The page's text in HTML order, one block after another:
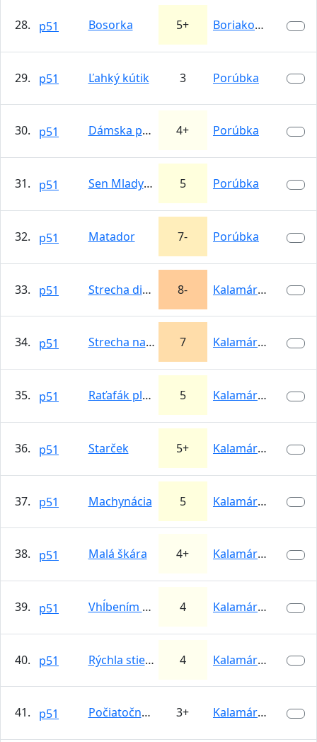
28. p51 Bosorka 5+ Boriakové skaly
29. p51 Ľahký kútik 3 Porúbka
30. p51 Dámska päťka 4+ Porúbka
31. p51 Sen Mladych Chlapcov 5 Porúbka
32. p51 Matador 7- Porúbka
33. p51 Strecha direkt 8- Kalamárka
34. p51 Strecha nad ohniskom 7 Kalamárka
35. p51 Raťafák plachta 5 Kalamárka
36. p51 Starček 5+ Kalamárka
37. p51 Machynácia 5 Kalamárka
38. p51 Malá škára 4+ Kalamárka
39. p51 Vhĺbením vľavo 4 Kalamárka
40. p51 Rýchla stienka 4 Kalamárka
41. p51 Počiatočná škára 3+ Kalamárka